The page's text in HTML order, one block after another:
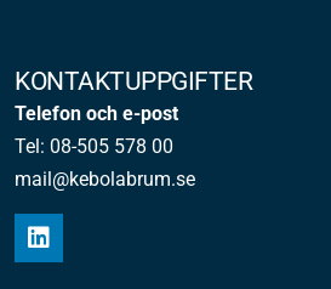
KONTAKTUPPGIFTER
Telefon och e-post
Tel: 08-505 578 00
mail@kebolabrum.se